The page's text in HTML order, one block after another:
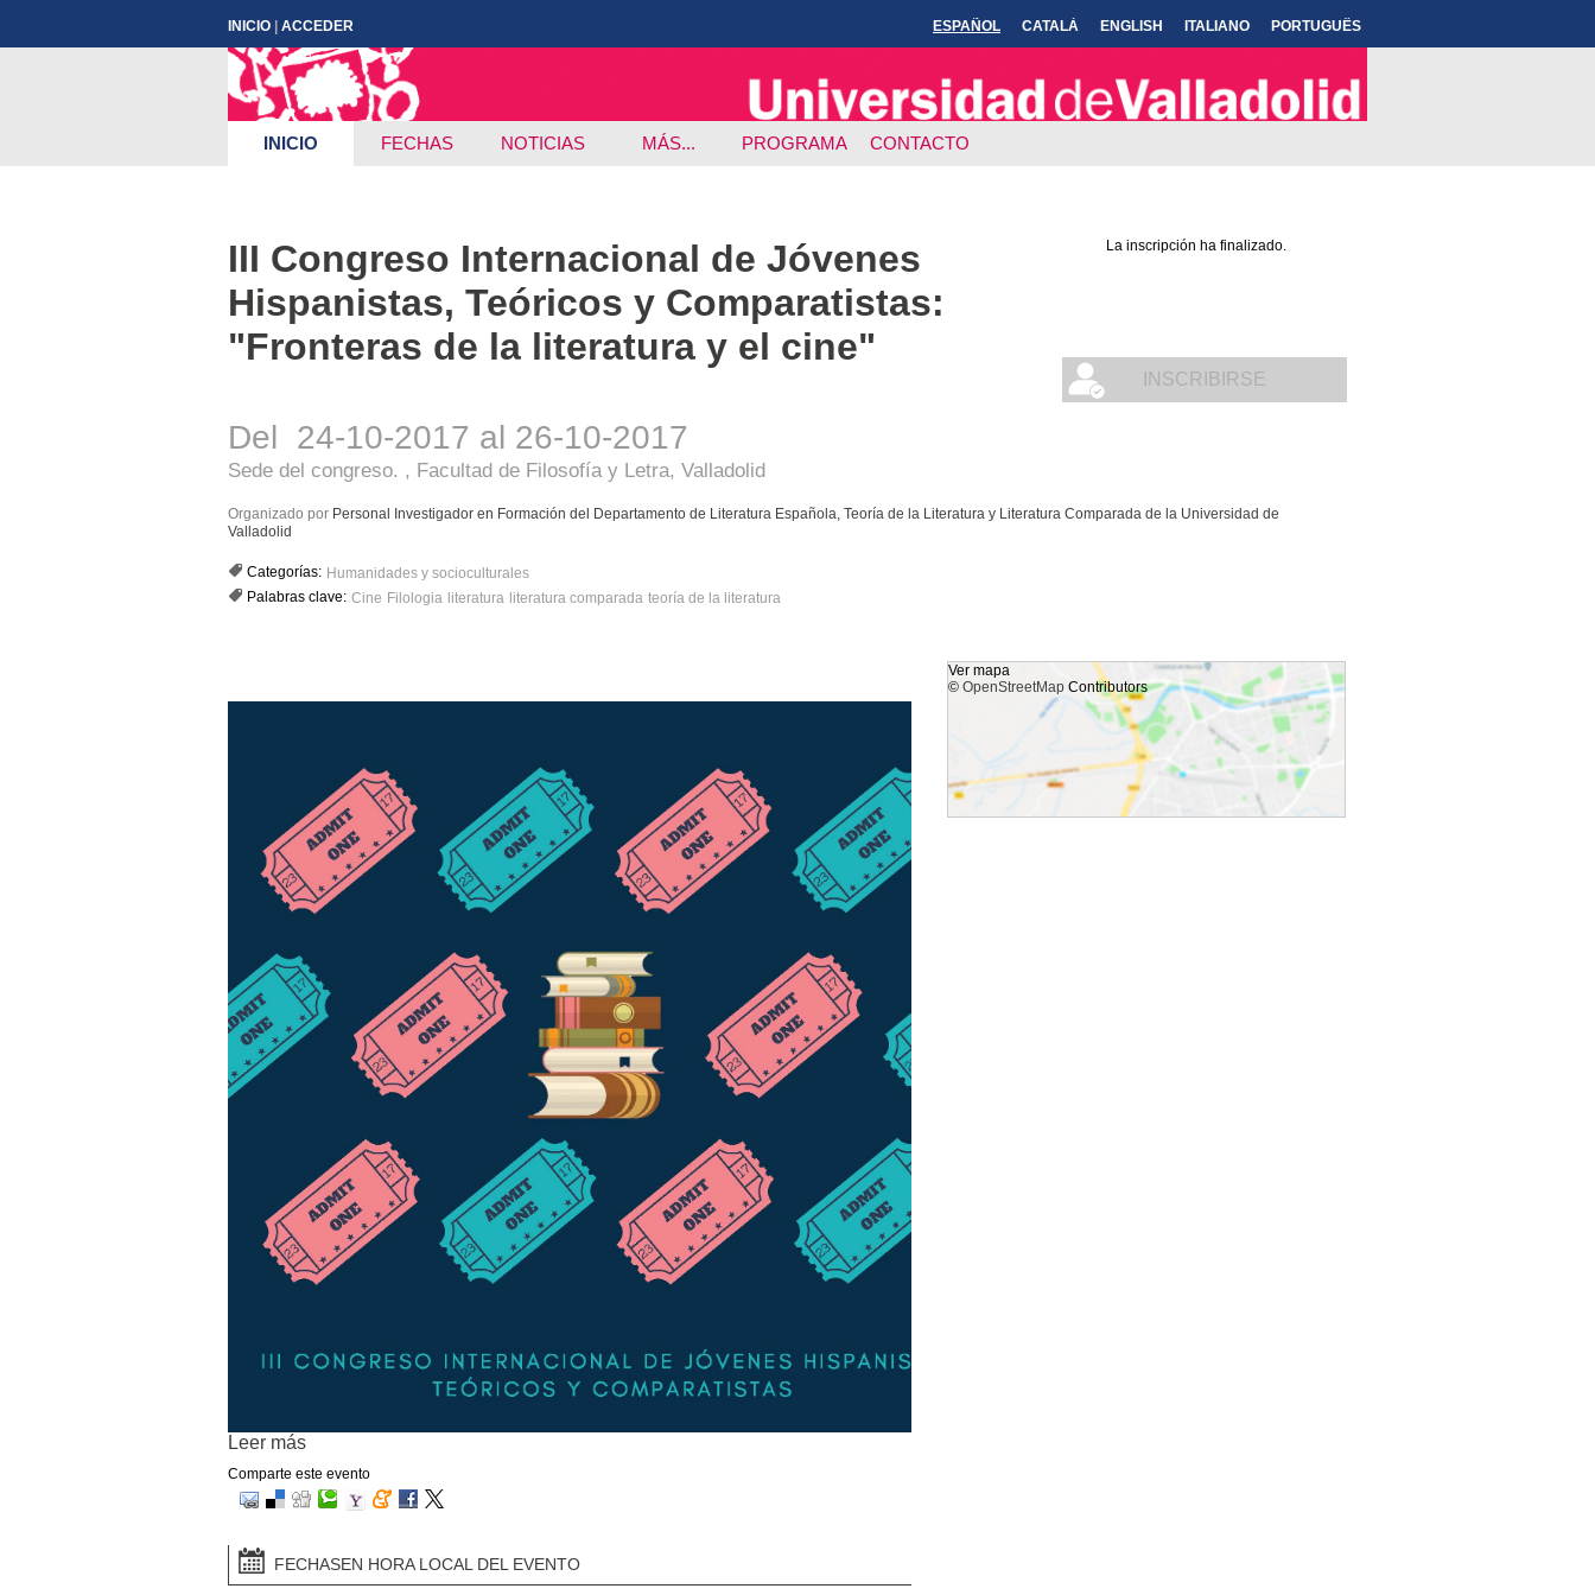
INICIO ACCEDER ESPAÑOL CATALÀ ENGLISH ITALIANO PORTUGUÊS
INICIO FECHAS NOTICIAS MÁS... PROGRAMA CONTACTO
III Congreso Internacional de Jóvenes
Hispanistas, Teóricos y Comparatistas:
"Fronteras de la literatura y el cine"
La inscripción ha finalizado.
INSCRIBIRSE
Del 24-10-2017 al 26-10-2017
Sede del congreso. , Facultad de Filosofía y Letra, Valladolid
Organizado por Personal Investigador en Formación del Departamento de Literatura Española, Teoría de la Literatura y Literatura Comparada de la Universidad de
Valladolid
Categorías: Humanidades y socioculturales
Palabras clave: Cine Filologia literatura literatura comparada teoría de la literatura
Leer más
Comparte este evento
FECHASEN HORA LOCAL DEL EVENTO
Ver mapa
© OpenStreetMap Contributors